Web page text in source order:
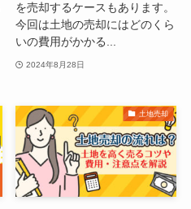
を売却するケースもあります。
今回は土地の売却にはどのくら
いの費用がかかる...
2024年8月28日
土地売却